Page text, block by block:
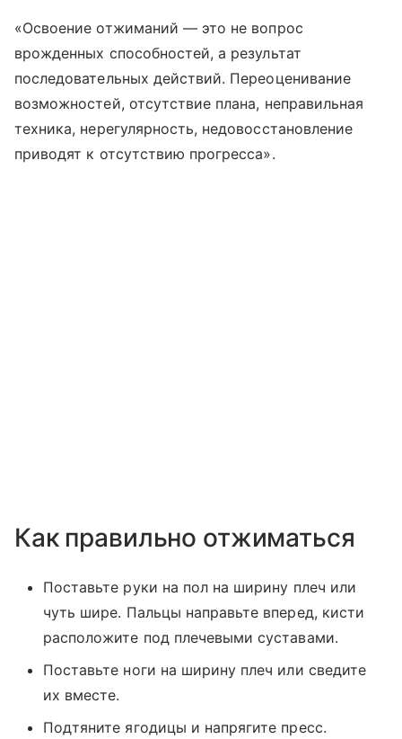
«Освоение отжиманий — это не вопрос
врожденных способностей, а результат
последовательных действий. Переоценивание
возможностей, отсутствие плана, неправильная
техника, нерегулярность, недовосстановление
приводят к отсутствию прогресса».
Как правильно отжиматься
Поставьте руки на пол на ширину плеч или
чуть шире. Пальцы направьте вперед, кисти
расположите под плечевыми суставами.
Поставьте ноги на ширину плеч или сведите
их вместе.
Подтяните ягодицы и напрягите пресс.